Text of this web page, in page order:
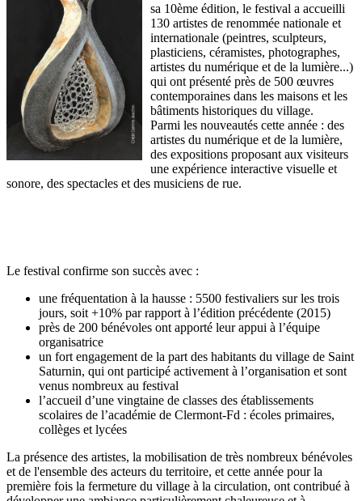
sa 10ème édition, le festival a accueilli
130 artistes de renommée nationale et
internationale (peintres, sculpteurs,
plasticiens, céramistes, photographes,
artistes du numérique et de la lumière...)
qui ont présenté près de 500 œuvres
contemporaines dans les maisons et les
bâtiments historiques du village.
Parmi les nouveautés cette année : des
artistes du numérique et de la lumière,
des expositions proposant aux visiteurs
une expérience interactive visuelle et
sonore, des spectacles et des musiciens de rue.
Le festival confirme son succès avec :
une fréquentation à la hausse : 5500 festivaliers sur les trois
jours, soit +10% par rapport à l’édition précédente (2015)
près de 200 bénévoles ont apporté leur appui à l’équipe
organisatrice
un fort engagement de la part des habitants du village de Saint
Saturnin, qui ont participé activement à l’organisation et sont
venus nombreux au festival
l’accueil d’une vingtaine de classes des établissements
scolaires de l’académie de Clermont-Fd : écoles primaires,
collèges et lycées
La présence des artistes, la mobilisation de très nombreux bénévoles
et de l'ensemble des acteurs du territoire, et cette année pour la
première fois la fermeture du village à la circulation, ont contribué à